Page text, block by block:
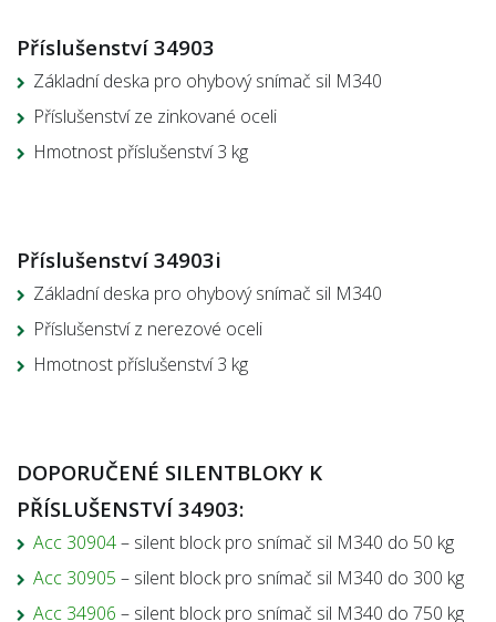
Příslušenství 34903
Základní deska pro ohybový snímač sil M340
Příslušenství ze zinkované oceli
Hmotnost příslušenství 3 kg
Příslušenství 34903i
Základní deska pro ohybový snímač sil M340
Příslušenství z nerezové oceli
Hmotnost příslušenství 3 kg
DOPORUČENÉ SILENTBLOKY K
PŘÍSLUŠENSTVÍ 34903:
Acc 30904– silent block pro snímač sil M340 do 50 kg
Acc 30905 – silent block pro snímač sil M340 do 300 kg
Acc 34906 – silent block pro snímač sil M340 do 750 kg